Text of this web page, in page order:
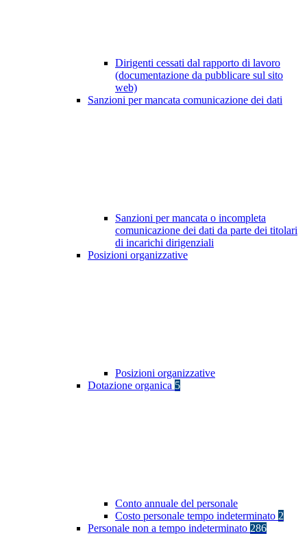
Dirigenti cessati dal rapporto di lavoro
(documentazione da pubblicare sul sito
web)
Sanzioni per mancata comunicazione dei dati
Sanzioni per mancata o incompleta
comunicazione dei dati da parte dei titolari
di incarichi dirigenziali
Posizioni organizzative
Posizioni organizzative
Dotazione organica 5
Conto annuale del personale
Costo personale tempo indeterminato 2
Personale non a tempo indeterminato 286